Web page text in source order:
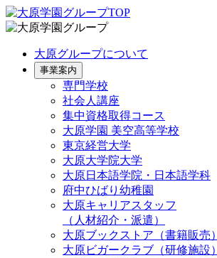
大原グループについて
事業案内
専門学校
社会人講座
集中資格取得コース
大原学園 美空高等学校
東京経営大学
大原大学院大学
大原日本語学院・日本語学科
府中ひばり幼稚園
大原キャリアスタッフ
（人材紹介・派遣）
大原ブックストア（書籍販売）
大原ビガークラブ（研修施設）